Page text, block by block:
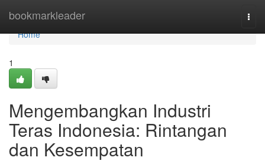
bookmarkleader
Home
Home
1
Mengembangkan Industri
Teras Indonesia: Rintangan
dan Kesempatan